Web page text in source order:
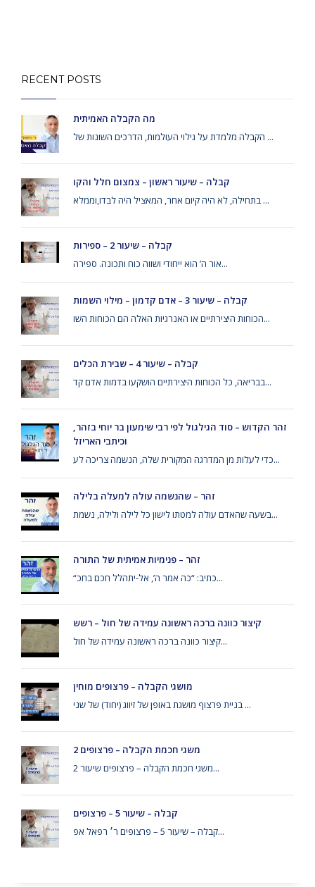
RECENT POSTS
מה הקבלה האמיתית
הקבלה מלמדת על גילוי העולמות, הדרכים השונות של ...
קבלה – שיעור ראשון – צמצום חלל והקו
בתחילה, לא היה קיום אחר, המאציל היה לבדו,וממלא ...
קבלה – שיעור 2 – ספירות
אור ה’ הוא ייחודי ושווה כוח ותכונה. ספירה...
קבלה – שיעור 3 – אדם קדמון – מילוי השמות
הכוחות היצירתיים או האנרגיות האלה הם הכוחות השו...
קבלה – שיעור 4 – שבירת הכלים
בבריאה, כל הכוחות היצירתיים הושקעו בדמות אדם קד...
זהר הקדוש – סוד הגילגול לפי רבי שימעון בר יוחי בזהר,
וכיתבי האריזל
כדי לעלות מן המדרגה המקורית שלה, הנשמה צריכה לע...
זהר – שהנשמה עולה למעלה בלילה
בשעה שהאדם עולה למטתו לישון כל לילה ולילה, נשמת...
זהר – פנימיות אמיתית של התורה
“כתיב: “כה אמר ה’, אל-יתהלל חכם בחכ...
קיצור כוונה ברכה ראשונה עמידה של חול – רשש
קיצור כוונה ברכה ראשונה עמידה של חול...
מושגי הקבלה – פרצופים מוחין
בניית פרצוף מושגת באופן של זיווג (יחוד) של שני ...
משגי חכמת הקבלה – פרצופים 2
משגי חכמת הקבלה – פרצופים שיעור 2...
קבלה – שיעור 5 – פרצופים
קבלה – שיעור 5 – פרצופים ר׳ רפאל אפ...